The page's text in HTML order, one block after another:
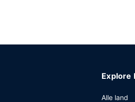
Explore
Alle land